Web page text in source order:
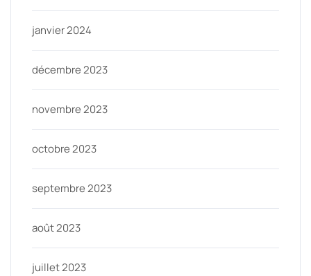
janvier 2024
décembre 2023
novembre 2023
octobre 2023
septembre 2023
août 2023
juillet 2023